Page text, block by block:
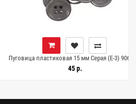
пластиковая 15 мм Серая (Е-3) 9062677